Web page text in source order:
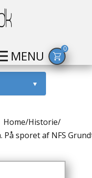
MENU 0
▼
Home/Historie/
På sporet af NFS